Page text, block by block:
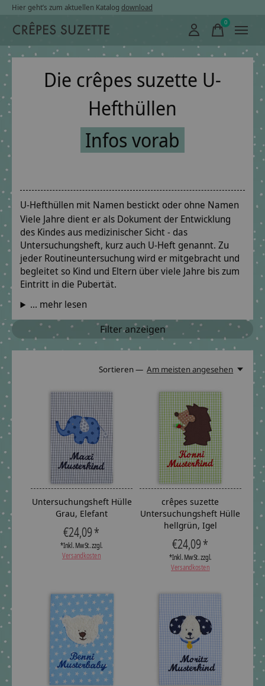
Hier geht’s zum aktuellen Katalog download
0items
Die crêpes suzette U-
Hefthüllen
Infos vorab
U-Hefthüllen mit Namen bestickt oder ohne Namen
Viele Jahre dient er als Dokument der Entwicklung
des Kindes aus medizinischer Sicht - das
Untersuchungsheft, kurz auch U-Heft genannt. Zu
jeder Routineuntersuchung wird er mitgebracht und
begleitet so Kind und Eltern über viele Jahre bis zum
Eintritt in die Pubertät.
... mehr lesen
Filter anzeigen
Sortieren — Am meisten angesehen
Untersuchungsheft Hülle
Grau, Elefant
€24,09 *
*Inkl. MwSt. zzgl.
Versandkosten
crêpes suzette
Untersuchungsheft Hülle
hellgrün, Igel
€24,09 *
*Inkl. MwSt. zzgl.
Versandkosten